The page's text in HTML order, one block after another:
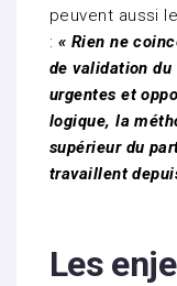
peuvent aussi
: « Rien ne
de validation
urgentes et
logique, la
supérieur du
travaillent
Les